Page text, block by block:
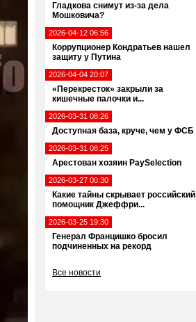
Гладкова снимут из-за дела
Мошковича?
2026-04-12 06:56
Коррупционер Кондратьев нашел
защиту у Путина
2026-04-04 20:07
«Перекресток» закрыли за
кишечные палочки и...
2026-03-31 08:26
Доступная база, круче, чем у ФСБ
2026-03-31 08:25
Арестован хозяин PaySelection
2026-03-27 00:30
Какие тайны скрывает российский
помощник Джеффри...
2026-03-25 19:30
Генерал Францишко бросил
подчиненных на рекорд
Все новости